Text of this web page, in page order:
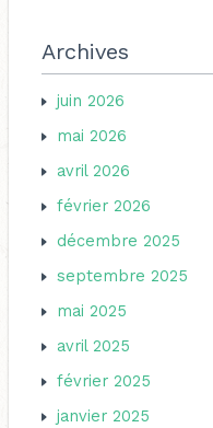
Archives
juin 2026
mai 2026
avril 2026
février 2026
décembre 2025
septembre 2025
mai 2025
avril 2025
février 2025
janvier 2025